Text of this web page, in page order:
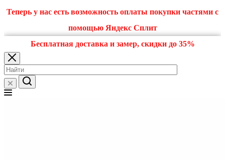
Теперь у нас есть возможность оплаты покупки частями с
помощью Яндекс Сплит
Бесплатная доставка и замер, скидки до 35%